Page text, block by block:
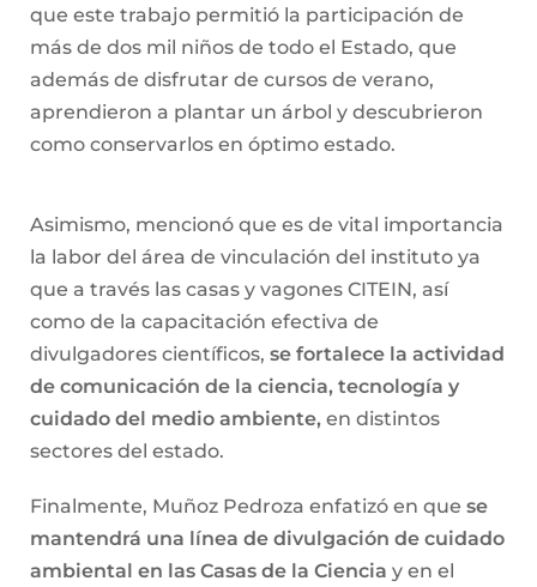
que este trabajo permitió la participación de
más de dos mil niños de todo el Estado, que
además de disfrutar de cursos de verano,
aprendieron a plantar un árbol y descubrieron
como conservarlos en óptimo estado.
Asimismo, mencionó que es de vital importancia
la labor del área de vinculación del instituto ya
que a través las casas y vagones CITEIN, así
como de la capacitación efectiva de
divulgadores científicos, se fortalece la actividad
de comunicación de la ciencia, tecnología y
cuidado del medio ambiente, en distintos
sectores del estado.
Finalmente, Muñoz Pedroza enfatizó en que se
mantendrá una línea de divulgación de cuidado
ambiental en las Casas de la Ciencia y en el